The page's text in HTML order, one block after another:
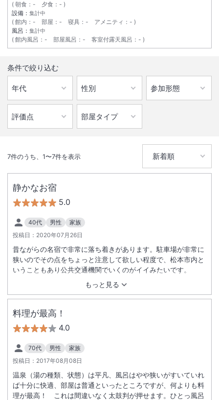
朝食 ： - 夕食 ： -
設備： 集計中
館内 ： - 部屋 ： - 寝具 ： - アメニティ ： -
風呂： 集計中
館内風呂 ： - 部屋風呂 ： - 客室付露天風呂 ： -
条件で絞り込む
7件のうち、 1〜7件を表示
静かなお宿
5.0
40代 男性
家族
投稿日： 2020年07月26日
もっと見る
昔ながらの名宿で非常に落ち着きがあります。駐車場が非常に
狭いのでその点をちょっと注意して欲しい程度で、松本市内と
いうこともあり公共交通機関でいくのがイイみたいです。
料理が最高！
4.0
70代 男性
家族
投稿日： 2017年08月08日
温泉（湯の種類、状態）は平凡、風呂はやや狭いがすいていれ
ば十分に快適、部屋は普通といったところですが、何よりも料
理が最高！ これは間違いなく太鼓判が押せます。ひとっ風呂